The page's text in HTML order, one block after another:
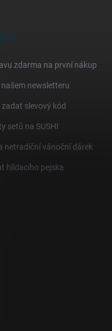
zdarma na první nákup
newsletteru
slevový kód
setů na SUSHI
netradiční vánoční dárek
hlídacího pejska